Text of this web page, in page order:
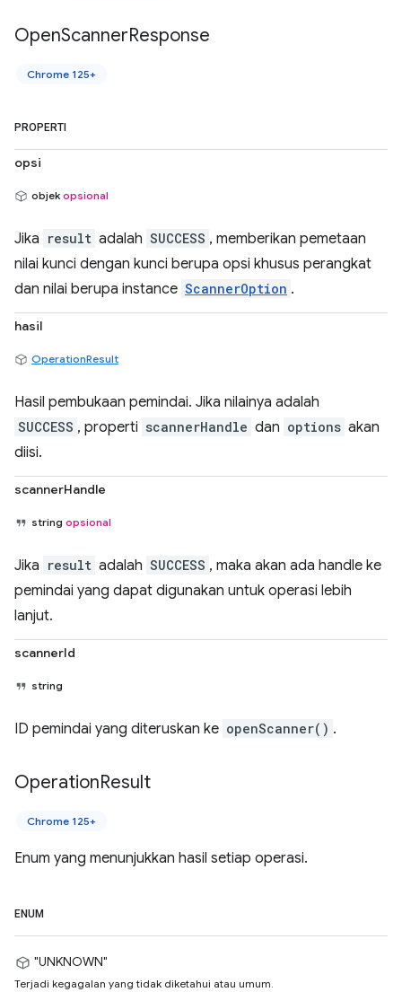
OpenScannerResponse
Chrome 125+
PROPERTI
opsi
objek opsional
Jika result adalah SUCCESS , memberikan pemetaan
nilai kunci dengan kunci berupa opsi khusus perangkat
dan nilai berupa instance ScannerOption .
hasil
OperationResult
Hasil pembukaan pemindai. Jika nilainya adalah
SUCCESS , properti scannerHandle dan options akan
diisi.
scannerHandle
string opsional
Jika result adalah SUCCESS , maka akan ada handle ke
pemindai yang dapat digunakan untuk operasi lebih
lanjut.
scannerId
string
ID pemindai yang diteruskan ke openScanner() .
OperationResult
Chrome 125+
Enum yang menunjukkan hasil setiap operasi.
ENUM
"UNKNOWN"
Terjadi kegagalan yang tidak diketahui atau umum.